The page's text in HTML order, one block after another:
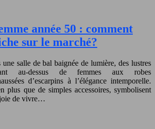
année 50 : comment
sur le marché?
salle de bal baignée de lumière, des lustres
au-dessus de femmes aux robes
d’escarpins à l’élégance intemporelle.
plus que de simples accessoires, symbolisent
de vivre…